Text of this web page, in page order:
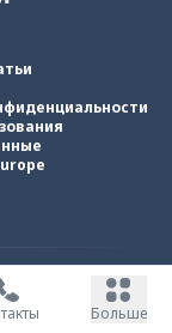
защищены
Больше